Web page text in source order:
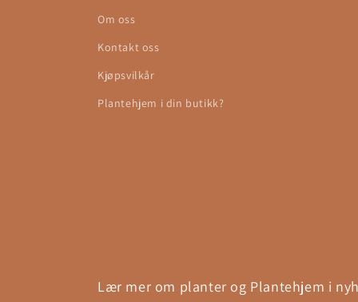
Om oss
Kontakt oss
Kjøpsvilkår
Plantehjem i din butikk?
Lær mer om planter og Plantehjem i